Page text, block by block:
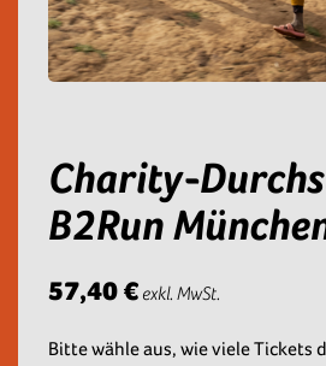
Charity-
B2Run
57,40 € exkl. MwSt.
Bitte wähle aus, wie viele Tickets